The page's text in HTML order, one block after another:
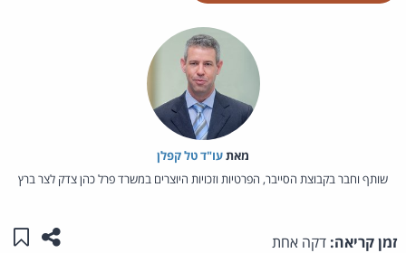
מאת‏עו"ד טל קפלן
שותף וחבר בקבוצת הסייבר, הפרטיות וזכויות היוצרים במשרד פרל כהן צדק לצר ברץ
זמן קריאה: דקה אחת שתפו